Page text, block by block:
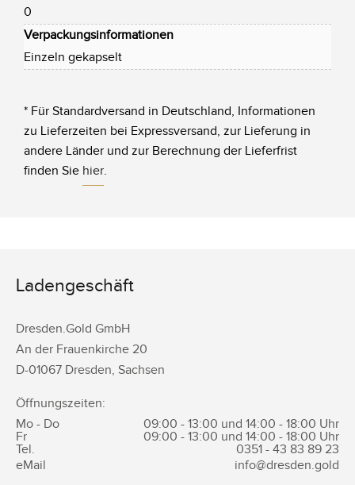
0
Verpackungsinformationen
Einzeln gekapselt
* Für Standardversand in Deutschland, Informationen
zu Lieferzeiten bei Expressversand, zur Lieferung in
andere Länder und zur Berechnung der Lieferfrist
finden Sie hier.
Ladengeschäft
Dresden.Gold GmbH
An der Frauenkirche 20
D-01067 Dresden, Sachsen
Öffnungszeiten:
Mo - Do
09:00 - 13:00 und 14:00 - 18:00 Uhr
Fr
09:00 - 13:00 und 14:00 - 18:00 Uhr
Tel.
0351 - 43 83 89 23
eMail
info@dresden.gold